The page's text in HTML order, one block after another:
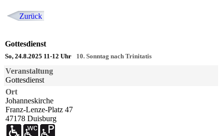
Zurück
Gottesdienst
So, 24.8.2025 11-12 Uhr 10. Sonntag nach Trinitatis
Veranstaltung
Gottesdienst
Ort
Johanneskirche
Franz-Lenze-Platz 47
47178 Duisburg